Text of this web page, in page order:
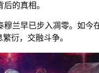
的真相。
早已步入凋零。如今
衍，交融斗争。